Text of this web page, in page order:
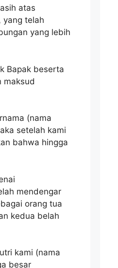
atas
yang telah
yang lebih
Bapak beserta
maksud
(nama
setelah kami
bahwa hingga
mendengar
orang tua
kedua belah
kami (nama
besar